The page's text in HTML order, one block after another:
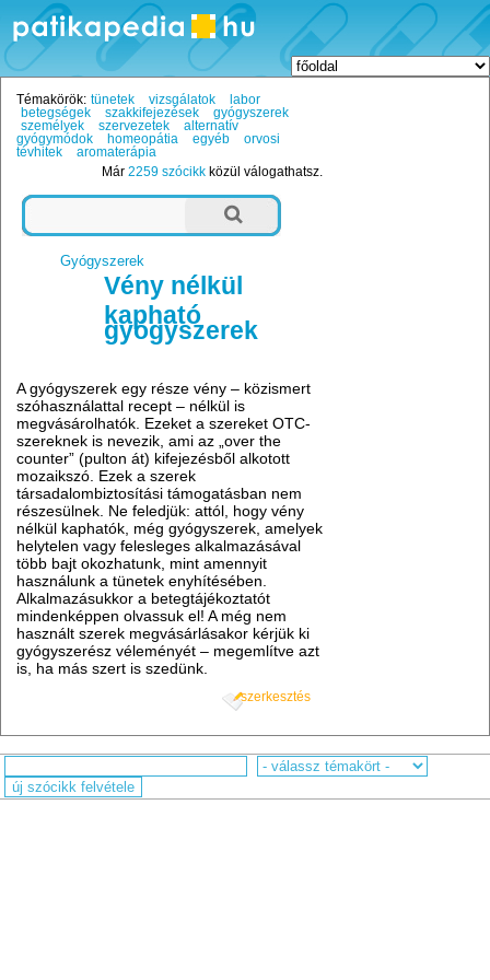
Témakörök: tünetek vizsgálatok
labor
betegségek
szakkifejezések
gyógyszerek
személyek
szervezetek
alternatív
gyógymódok
homeopátia egyéb
orvosi
tévhitek
aromaterápia
Már2259 szócikk közül válogathatsz.
Gyógyszerek
Vény nélkül
kapható
gyógyszerek
A gyógyszerek egy része vény – közismert
szóhasználattal recept – nélkül is
megvásárolhatók. Ezeket a szereket OTC-
szereknek is nevezik, ami az „over the
counter” (pulton át) kifejezésből alkotott
mozaikszó. Ezek a szerek
társadalombiztosítási támogatásban nem
részesülnek. Ne feledjük: attól, hogy vény
nélkül kaphatók, még gyógyszerek, amelyek
helytelen vagy felesleges alkalmazásával
több bajt okozhatunk, mint amennyit
használunk a tünetek enyhítésében.
Alkalmazásukkor a betegtájékoztatót
mindenképpen olvassuk el! A még nem
használt szerek megvásárlásakor kérjük ki
gyógyszerész véleményét – megemlítve azt
is, ha más szert is szedünk.
szerkesztés